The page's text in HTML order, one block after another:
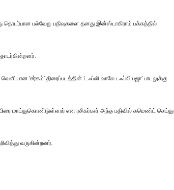
பல்வேறு பதிவுகளை தனது இன்ஸ்டாகிராம் பக்கத்தில்
‘சர்கம்’ திரைப்படத்தின் ‘டஃப்லி வாலே டஃப்லி பஜா’ பாடலுக்கு
மாய்துகொண்டுள்ளார் என ரசிகர்கள் அந்த பதிவில் கமெண்ட் செய்து
வருகின்றனர்.